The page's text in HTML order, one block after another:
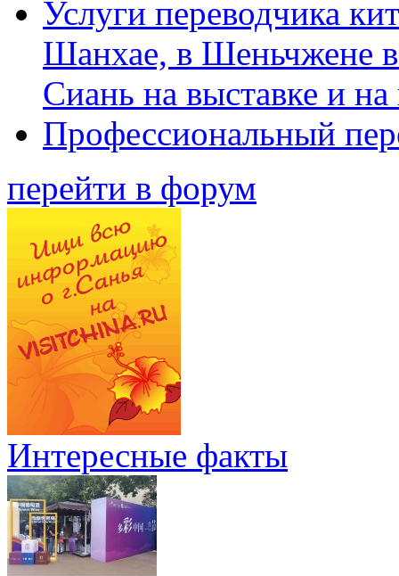
Услуги переводчика
Шанхае, в Шеньчжене
Сиань на выставке и
Профессиональный
перейти в форум
Интересные факты